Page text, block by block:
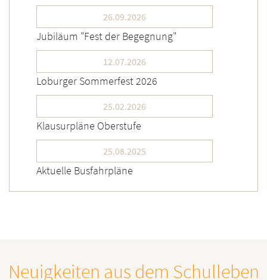
26.09.2026
Jubiläum "Fest der Begegnung"
12.07.2026
Loburger Sommerfest 2026
25.02.2026
Klausurpläne Oberstufe
25.08.2025
Aktuelle Busfahrpläne
Neuigkeiten aus dem Schulleben